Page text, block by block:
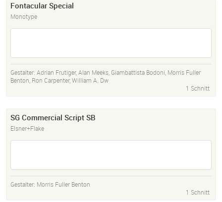
Fontacular Special
Monotype
Gestalter: Adrian Frutiger,Alan Meeks, Giambattista Bodoni, Morris Fuller
Benton, Ron Carpenter,William A. Dw
1 Schnitt
SG Commercial Script SB
Elsner+Flake
Gestalter: Morris Fuller Benton
1 Schnitt